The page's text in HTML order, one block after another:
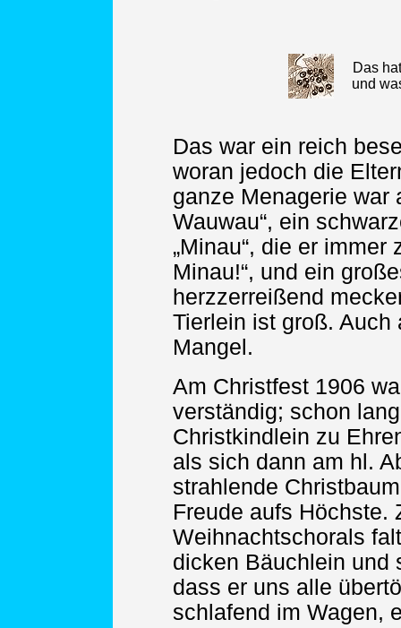
Das
und
Das war ein reich
woran jedoch die
ganze Menagerie war
Wauwau“, ein
„Minau“, die er immer
Minau!“, und ein
herzzerreißend
Tierlein ist groß.
Mangel.
Am Christfest 1906
verständig; schon
Christkindlein zu
als sich dann am hl.
strahlende
Freude aufs Höchste.
Weihnachtschorals
dicken Bäuchlein und
dass er uns alle
schlafend im Wagen,